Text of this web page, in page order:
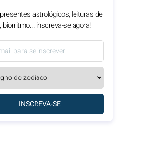
astrológicos, leituras de
biorritmo... inscreva-se agora!
INSCREVA-SE